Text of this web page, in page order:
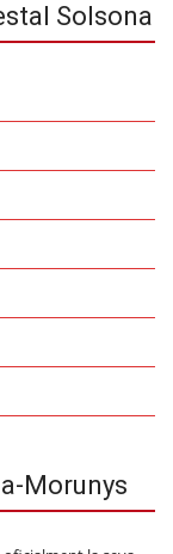
Solsona
Morunys